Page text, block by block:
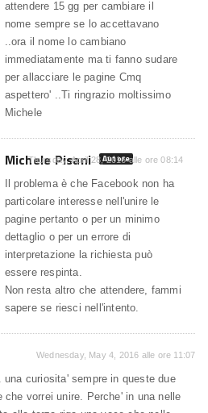
attendere 15 gg per cambiare il
nome sempre se lo accettavano
..ora il nome lo cambiano
immediatamente ma ti fanno sudare
per allacciare le pagine Cmq
aspettero' ..Ti ringrazio moltissimo
Michele
Michele Pisani Autore
Thursday, April 28, 2016 alle ore 08:14
Il problema è che Facebook non ha
particolare interesse nell'unire le
pagine pertanto o per un minimo
dettaglio o per un errore di
interpretazione la richiesta può
essere respinta.
Non resta altro che attendere, fammi
sapere se riesci nell'intento.
Wednesday, May 4, 2016 alle ore 11:07
curiosita' sempre in queste due
che vorrei unire. Perche' in una nelle